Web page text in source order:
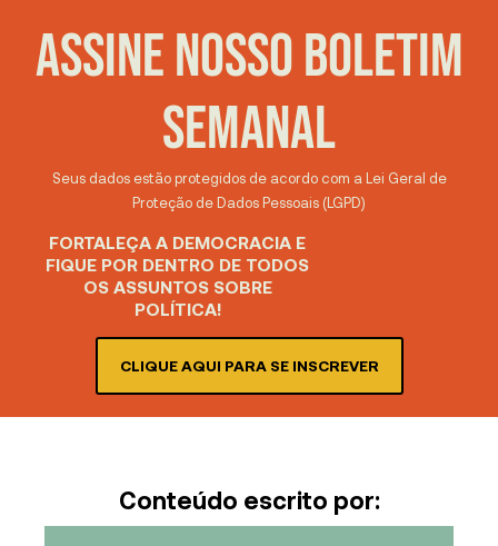
ASSINE NOSSO BOLETIM
SEMANAL
Seus dados estão protegidos de acordo com a Lei Geral de
Proteção de Dados Pessoais (LGPD)
FORTALEÇA A DEMOCRACIA E
FIQUE POR DENTRO DE TODOS
OS ASSUNTOS SOBRE
POLÍTICA!
CLIQUE AQUI PARA SE INSCREVER
Conteúdo escrito por: